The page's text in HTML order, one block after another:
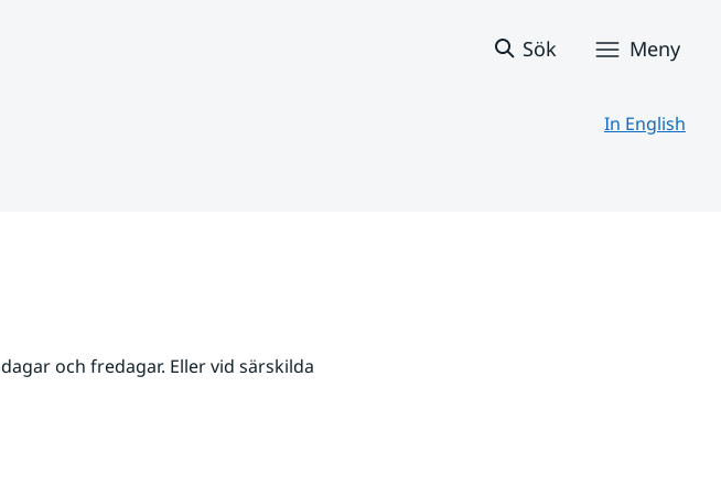
Sök Meny
In English
och fredagar. Eller vid särskilda